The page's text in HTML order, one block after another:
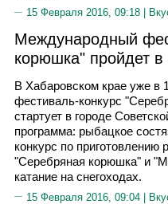
15 Февраля 2016, 09:18 |
Международный
корюшка" пройдет в
В Хабаровском крае уже в
фестиваль-конкурс
стартует в городе
программа: рыбацкое
конкурс по
"Серебряная корюшка" и
катание на снегоходах.
15 Февраля 2016, 09:04 |